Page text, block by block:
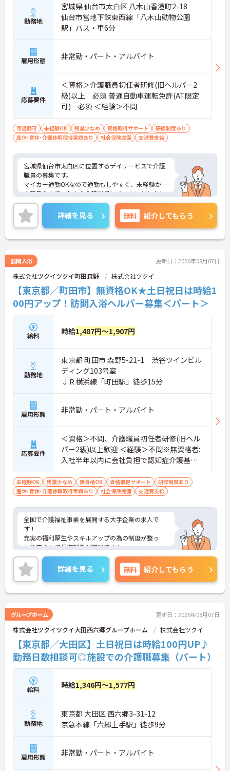
勤務地
宮城県 仙台市太白区 八木山香澄町2-18
仙台市営地下鉄東西線「八木山動物公園
駅」バス・車6分
雇用形態 非常勤・パート・アルバイト
応募要件
＜資格＞介護職員初任者研修(旧ヘルパー2
級)以上 必須 普通自動車運転免許(AT限定
可) 必須 ＜経験＞不問
車通勤可 未経験OK 残業少なめ 資格取得サポート
研修制度あり
産休･育休･介護休暇取得実績あり
社会保険完備 交通費支給
宮城県仙台市太白区に位置するデイサービスで介護
職員の募集です。
マイカー通勤OKなので通勤もしやすく、未経験から
の募集なのでこれから介護業界にチャレンジしたい
方におすすめの職場です！
ご興味のある方はご面接のポイントをお伝えします
のでお気軽にお問い合わせください。
詳細を見る 無料 紹介してもらう
訪問入浴 更新日：2026年08月07日
株式会社ツクイツクイ町田森野 株式会社ツクイ
【東京都／町田市】無資格OK★土日祝日は時給1
00円アップ！訪問入浴ヘルパー募集＜パート＞
給料 時給1,487円～1,907円
勤務地
東京都 町田市 森野5-21-1 渋谷ツインビル
ディング103号室
ＪＲ横浜線「町田駅」徒歩15分
雇用形態 非常勤・パート・アルバイト
応募要件
＜資格＞不問、介護職員初任者研修(旧ヘル
パー2級)以上歓迎 ＜経験＞不問※無資格者:
入社半年以内に会社負担で認知症介護基礎
研修受
未経験OK 残業少なめ 無資格OK 資格取得サポート
研修制度あり
産休･育休･介護休暇取得実績あり
社会保険完備 交通費支給
全国で介護福祉事業を展開する大手企業の求人で
す！
充実の福利厚生やスキルアップの為の制度が整って
おり安心して長期就業が可能です！
ご興味ある方には、面接のポイントなど、さらに詳
細をお話致しますのでお気軽にご相談ください。
詳細を見る 無料 紹介してもらう
グループホーム 更新日：2026年08月07日
株式会社ツクイツクイ大田西六郷グループホーム 株式会社ツクイ
【東京都／大田区】土日祝日は時給100円UP♪
勤務日数相談可◎施設での介護職募集（パート）
給料 時給1,346円～1,577円
勤務地
東京都 大田区 西六郷3-31-12
京急本線「六郷土手駅」徒歩9分
雇用形態 非常勤・パート・アルバイト